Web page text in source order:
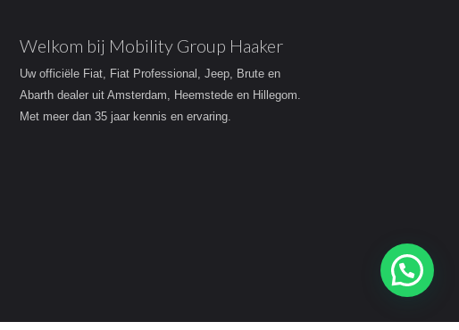
Welkom bij Mobility Group Haaker
Uw officiële Fiat, Fiat Professional, Jeep, Brute en
Abarth dealer uit Amsterdam, Heemstede en Hillegom.
Met meer dan 35 jaar kennis en ervaring.